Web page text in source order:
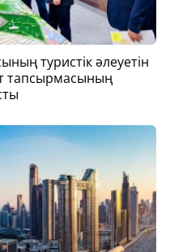
туристік әлеуетін
тапсырмасының